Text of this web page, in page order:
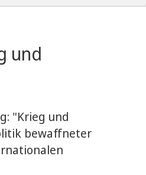
und
"Krieg und
bewaffneter